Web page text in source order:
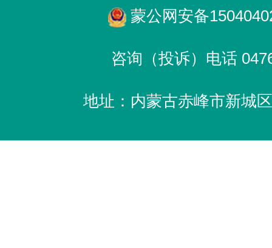
蒙公网安备
咨询（投诉）电话
地址：内蒙古赤峰市新城